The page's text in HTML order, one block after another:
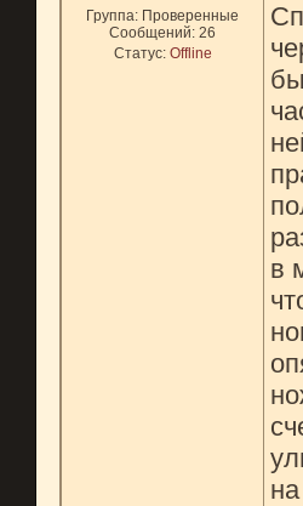
Группа: Проверенные
Сообщений: 26
Статус: Offline
в